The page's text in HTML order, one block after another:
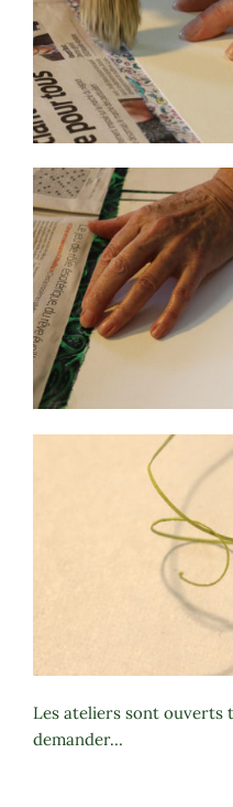
Les ateliers sont ouverts
demander…